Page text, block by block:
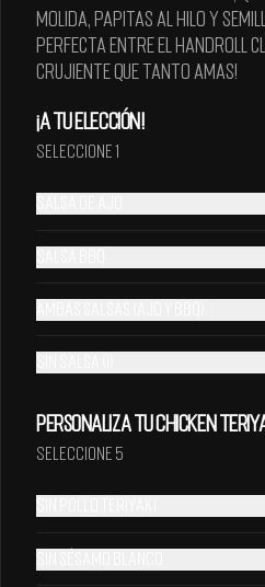
Bilz 350 ml
molida, papitas al hilo y
perfecta entre el handroll
crujiente que tanto amas!
¡A tu elección!
Seleccione 1
Personaliza tu Chicken
Seleccione 5